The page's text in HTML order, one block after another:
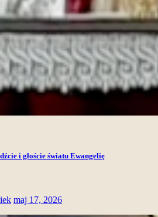
i głoście światu Ewangelię
maj 17, 2026